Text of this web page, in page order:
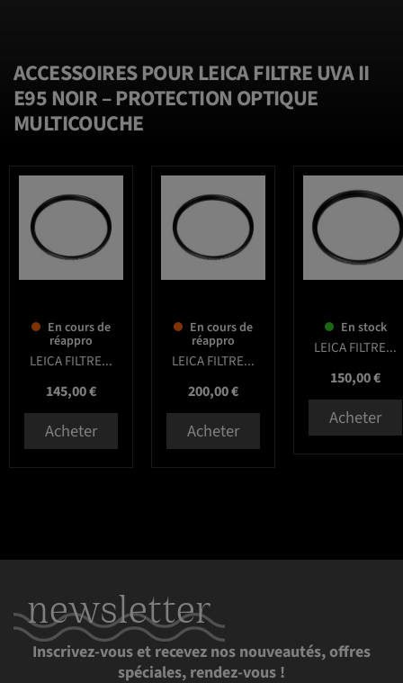
ACCESSOIRES POUR LEICA FILTRE UVA II
E95 NOIR – PROTECTION OPTIQUE
MULTICOUCHE
En cours de
réappro
LEICA FILTRE...
Prix
145,00 €
Acheter
En cours de
réappro
LEICA FILTRE...
Prix
200,00 €
Acheter
En stock
LEICA FILTRE...
Prix
150,00 €
Acheter
newsletter
Inscrivez-vous et recevez nos nouveautés, offres
spéciales, rendez-vous !